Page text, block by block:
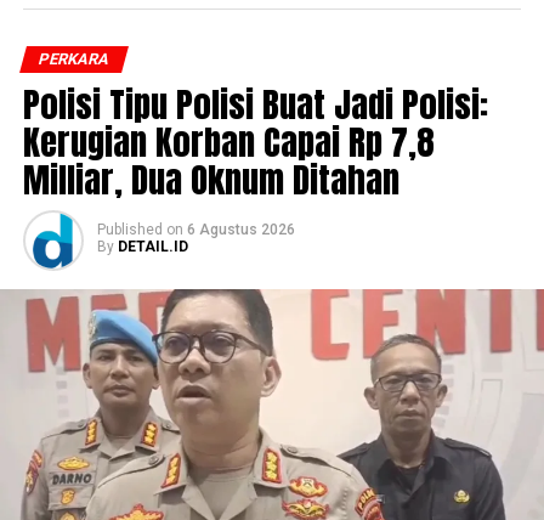
PERKARA
Polisi Tipu Polisi Buat Jadi Polisi:
Kerugian Korban Capai Rp 7,8
Milliar, Dua Oknum Ditahan
Published on 6 Agustus 2026
By DETAIL.ID